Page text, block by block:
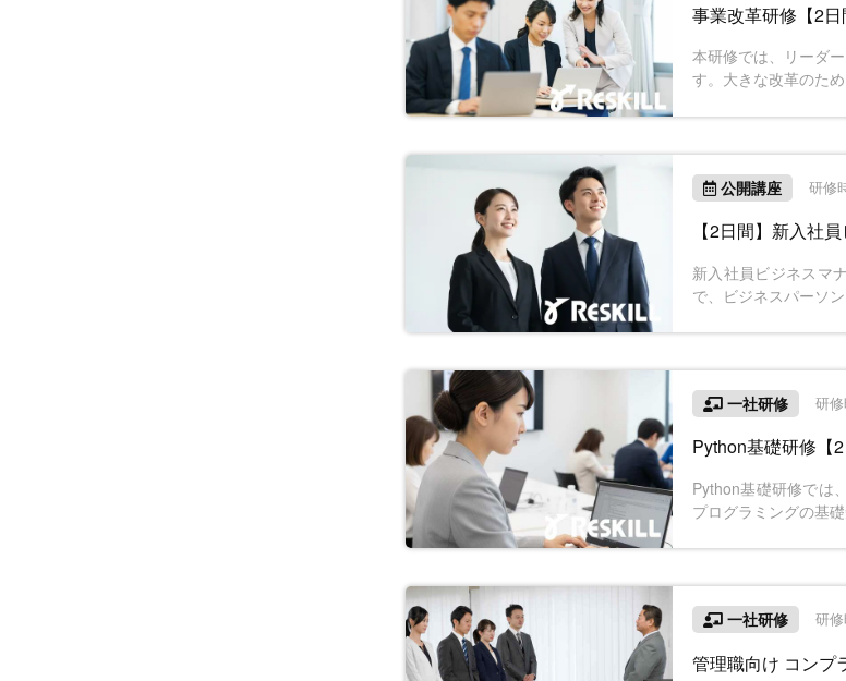
事業改革研修【2日
本研修では、リーダ
す。大きな改革のた
公開講座 研修
【2日間】新入社
新入社員ビジネスマ
で、ビジネスパーソ
ます。２日間を通し
一社研修
研
Python基礎研修【
Python基礎研修では
プログラミングの基
ブラリを利用した計
一社研修 研
管理職向け コンプ